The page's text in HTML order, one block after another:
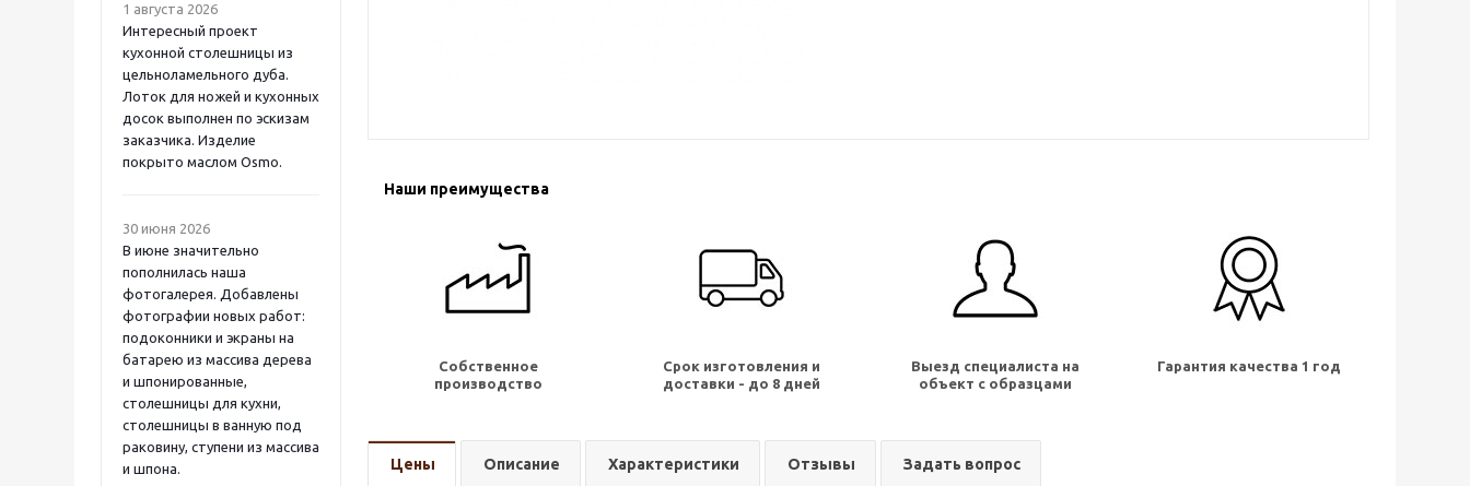
1 августа 2026
Интересный проект
кухонной столешницы из
цельноламельного дуба.
Лоток для ножей и кухонных
досок выполнен по эскизам
заказчика. Изделие
покрыто маслом Osmo.
30 июня 2026
В июне значительно
пополнилась наша
фотогалерея. Добавлены
фотографии новых работ:
подоконники и экраны на
батарею из массива дерева
и шпонированные,
столешницы для кухни,
столешницы в ванную под
раковину, ступени из массива
и шпона.
Наши преимущества
Собственное
производство
Срок изготовления и
доставки - до 8 дней
Выезд специалиста на
объект с образцами
Гарантия качества 1 год
Цены Описание Характеристики Отзывы Задать вопрос